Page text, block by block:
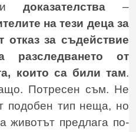
доказателства –
на тези деца за
отказ за съдействие
разследването от
които са били там.
Потресен съм. Не
подобен тип неща, но
животът предлага по-